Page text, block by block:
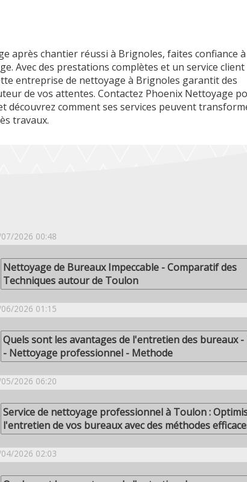
après chantier réussi à Brignoles, faites confiance à
Avec des prestations complètes et un service client
entreprise de nettoyage à Brignoles garantit des
de vos attentes. Contactez Phoenix Nettoyage
découvrez comment ses services peuvent
travaux.
2026 00:48
Nettoyage de Bureaux Impeccable - Comparatif des
Techniques autour de Toulon
2026 01:15
Quels sont les avantages de l'entretien des bureaux
- Nettoyage professionnel - Methode
2026 06:20
Service de nettoyage professionnel à Toulon :
l'entretien de vos bureaux avec des méthodes
2026 02:03